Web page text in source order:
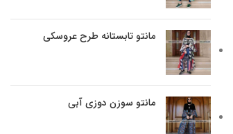
مانتو تابستانه طرح عروسکی
مانتو سوزن دوزی آبی